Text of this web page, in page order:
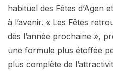
habituel des Fêtes d’Agen
à l’avenir. « Les Fêtes
dès l’année prochaine »,
une formule plus étoffée
plus complète de